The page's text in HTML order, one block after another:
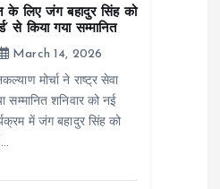
के लिए जंग बहादुर सिंह को
से किया गया सम्मानित
March 14, 2026
मोर्चा ने राष्ट्र सेवा
शनिवार को नई
में जंग बहादुर सिंह को